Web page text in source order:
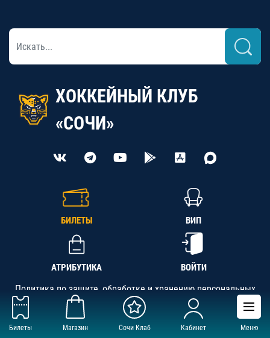
Билеты Магазин Сочи Клаб Кабинет Меню
ХОККЕЙНЫЙ КЛУБ
«СОЧИ»
БИЛЕТЫ ВИП
АТРИБУТИКА ВОЙТИ
Политика по защите, обработке и хранению персональных
данных
АНО «СК «Кубань-Регион», ОГРН 1142300002349,